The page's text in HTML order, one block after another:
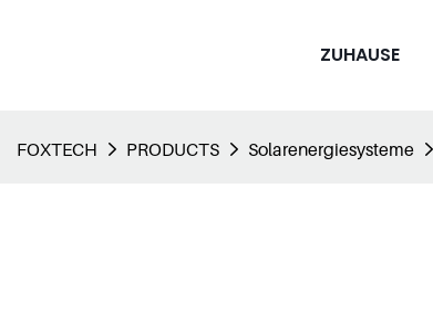
ZUHAUSE
FOXTECH PRODUCTS Solarenergiesysteme